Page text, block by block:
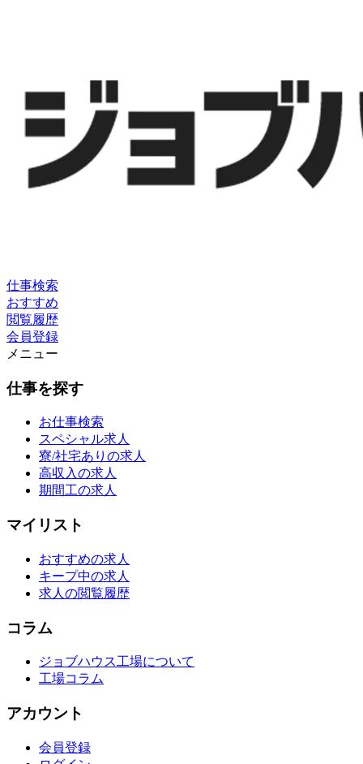
仕事検索
おすすめ
閲覧履歴
会員登録
メニュー
仕事を探す
お仕事検索
スペシャル求人
寮/社宅ありの求人
高収入の求人
期間工の求人
マイリスト
おすすめの求人
キープ中の求人
求人の閲覧履歴
コラム
ジョブハウス工場について
工場コラム
アカウント
会員登録